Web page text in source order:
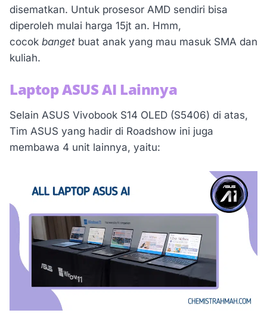
disematkan. Untuk prosesor AMD sendiri bisa
diperoleh mulai harga 15jt an. Hmm,
cocok banget buat anak yang mau masuk SMA dan
kuliah.
Laptop ASUS AI Lainnya
Selain ASUS Vivobook S14 OLED (S5406) di atas,
Tim ASUS yang hadir di Roadshow ini juga
membawa 4 unit lainnya, yaitu: